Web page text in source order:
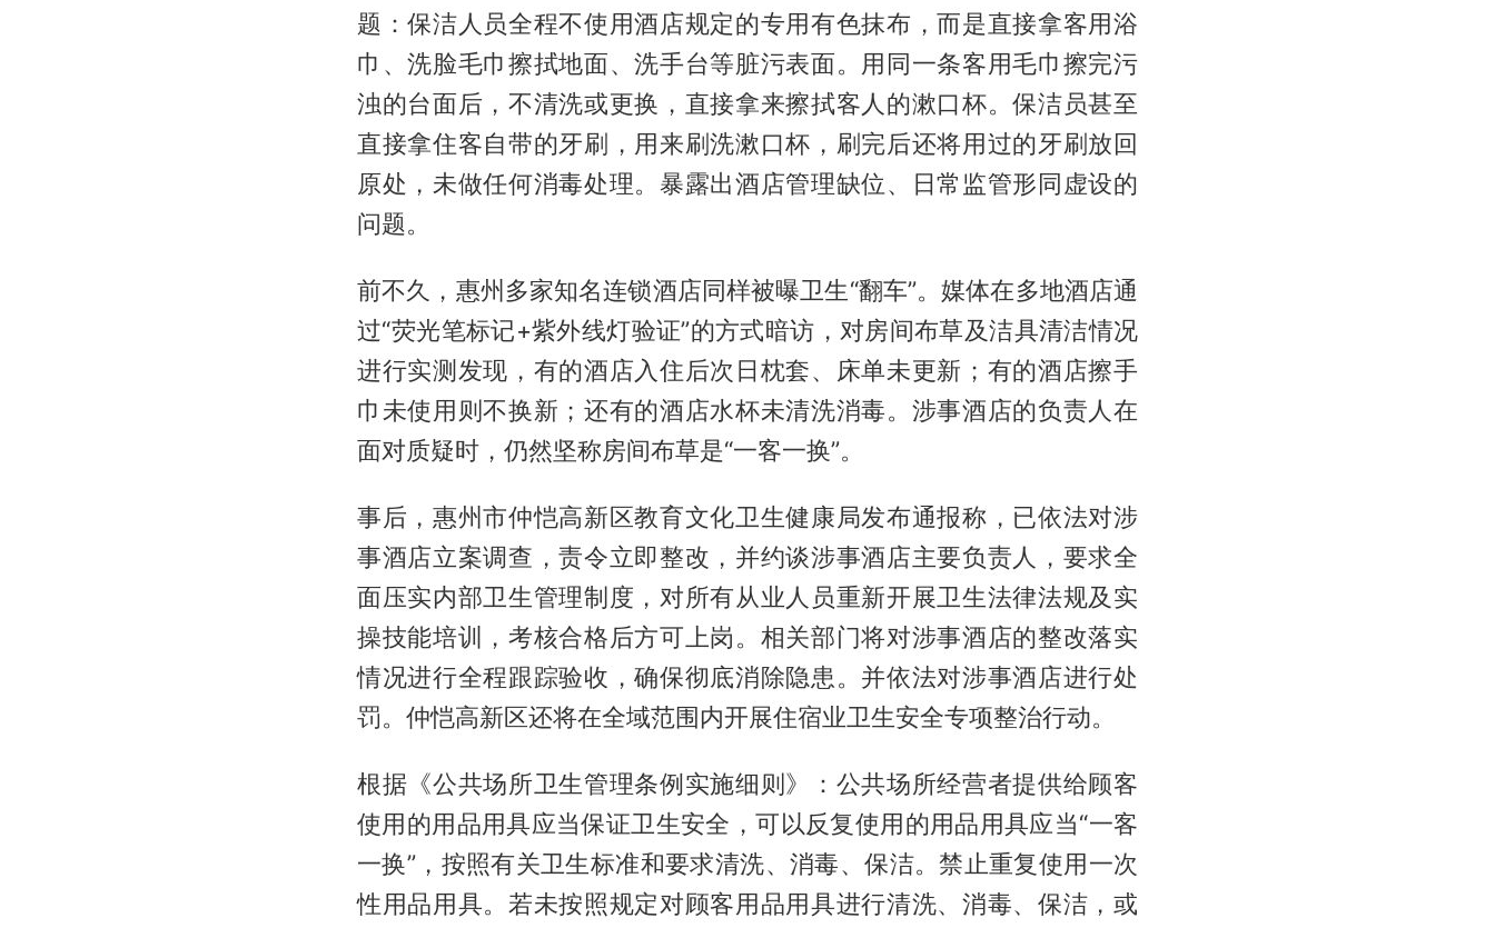
题：保洁人员全程不使用酒店规定的专用有色抹布，而是直接拿客用浴
巾、洗脸毛巾擦拭地面、洗手台等脏污表面。用同一条客用毛巾擦完污
浊的台面后，不清洗或更换，直接拿来擦拭客人的漱口杯。保洁员甚至
直接拿住客自带的牙刷，用来刷洗漱口杯，刷完后还将用过的牙刷放回
原处，未做任何消毒处理。暴露出酒店管理缺位、日常监管形同虚设的
问题。
前不久，惠州多家知名连锁酒店同样被曝卫生“翻车”。媒体在多地酒店通
过“荧光笔标记+紫外线灯验证”的方式暗访，对房间布草及洁具清洁情况
进行实测发现，有的酒店入住后次日枕套、床单未更新；有的酒店擦手
巾未使用则不换新；还有的酒店水杯未清洗消毒。涉事酒店的负责人在
面对质疑时，仍然坚称房间布草是“一客一换”。
事后，惠州市仲恺高新区教育文化卫生健康局发布通报称，已依法对涉
事酒店立案调查，责令立即整改，并约谈涉事酒店主要负责人，要求全
面压实内部卫生管理制度，对所有从业人员重新开展卫生法律法规及实
操技能培训，考核合格后方可上岗。相关部门将对涉事酒店的整改落实
情况进行全程跟踪验收，确保彻底消除隐患。并依法对涉事酒店进行处
罚。仲恺高新区还将在全域范围内开展住宿业卫生安全专项整治行动。
根据《公共场所卫生管理条例实施细则》：公共场所经营者提供给顾客
使用的用品用具应当保证卫生安全，可以反复使用的用品用具应当“一客
一换”，按照有关卫生标准和要求清洗、消毒、保洁。禁止重复使用一次
性用品用具。若未按照规定对顾客用品用具进行清洗、消毒、保洁，或